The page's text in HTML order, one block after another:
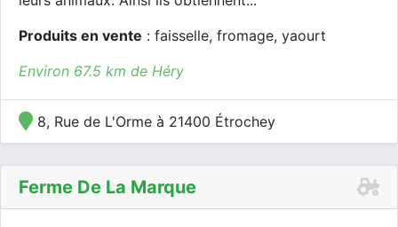
Produits en vente : faisselle, fromage, yaourt
Environ 67.5 km de Héry
8, Rue de L'Orme à 21400 Étrochey
Ferme De La Marque